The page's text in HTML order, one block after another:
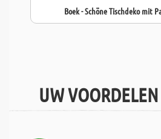
Boek - Schöne Tischdeko mit
UW